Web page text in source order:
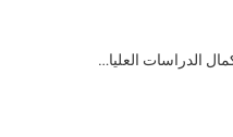
الدراسات العليا…